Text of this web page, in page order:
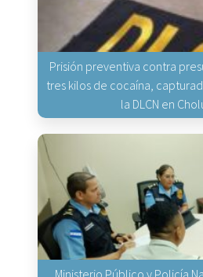
Prisión preventiva contra
tres kilos de cocaína,
la DLCN en
Ministerio Público y Policía